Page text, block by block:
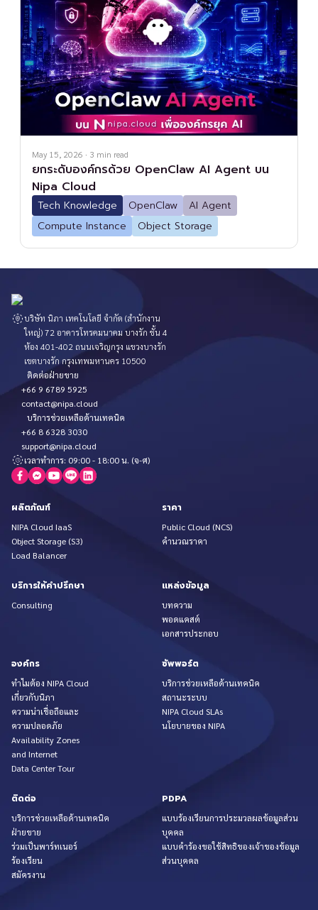
May 15, 2026 · 3 min read
ยกระดับองค์กรด้วย OpenClaw AI Agent บน
Nipa Cloud
Tech Knowledge OpenClaw
AI Agent
Compute Instance
Object Storage
บริษัท นิภา เทคโนโลยี จำกัด (สำนักงาน
ใหญ่) 72 อาคารโทรคมนาคม บางรัก ชั้น 4
ห้อง 401-402 ถนนเจริญกรุง แขวงบางรัก
เขตบางรัก กรุงเทพมหานคร 10500
ติดต่อฝ่ายขาย
+66 9 6789 5925
contact@nipa.cloud
บริการช่วยเหลือด้านเทคนิค
+66 8 6328 3030
support@nipa.cloud
เวลาทำการ: 09:00 - 18:00 น. (จ-ศ)
ผลิตภัณฑ์
NIPA Cloud IaaS
Object Storage (S3)
Load Balancer
ราคา
Public Cloud (NCS)
คำนวณราคา
บริการให้คำปรึกษา
Consulting
แหล่งข้อมูล
บทความ
พอดแคสต์
เอกสารประกอบ
องค์กร
ทำไมต้อง NIPA Cloud
เกี่ยวกับนิภา
ความน่าเชื่อถือและ
ความปลอดภัย
Availability Zones
and Internet
Data Center Tour
ซัพพอร์ต
บริการช่วยเหลือด้านเทคนิค
สถานะระบบ
NIPA Cloud SLAs
นโยบายของ NIPA
ติดต่อ
บริการช่วยเหลือด้านเทคนิค
ฝ่ายขาย
ร่วมเป็นพาร์ทเนอร์
ร้องเรียน
สมัครงาน
PDPA
แบบร้องเรียนการประมวลผลข้อมูลส่วน
บุคคล
แบบคำร้องขอใช้สิทธิของเจ้าของข้อมูล
ส่วนบุคคล